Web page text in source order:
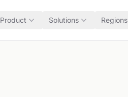
Product Solutions Regions